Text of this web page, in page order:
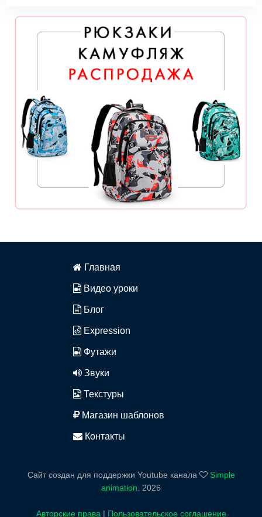
Главная
Видео уроки
Блог
Expression
Футажи
Звуки
Текстуры
Магазин шаблонов
Контакты
Сайт создан для поддержки Youtube канала
Simple
animation
2026
Авторские права | Пользовательское соглашение